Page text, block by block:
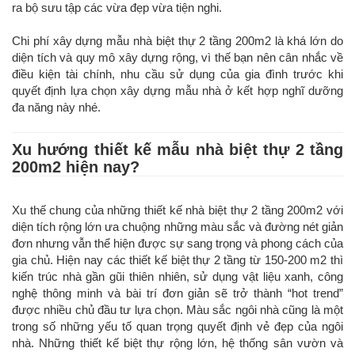
ra bộ sưu tập các vừa đẹp vừa tiện nghi.
Chi phí xây dựng mẫu nhà biệt thự 2 tầng 200m2 là khá lớn do
diện tích và quy mô xây dựng rộng, vì thế bạn nên cân nhắc về
điều kiện tài chính, nhu cầu sử dụng của gia đình trước khi
quyết định lựa chọn xây dựng mẫu nhà ở kết hợp nghĩ dưỡng
đa năng này nhé.
Xu hướng thiết kế mẫu nhà biệt thự 2 tầng
200m2 hiện nay?
Xu thế chung của những thiết kế nhà biệt thự 2 tầng 200m2 với
diện tích rộng lớn ưa chuộng những màu sắc và đường nét giản
đơn nhưng vẫn thể hiện được sự sang trọng và phong cách của
gia chủ. Hiện nay các thiết kế biệt thự 2 tầng từ 150-200 m2 thì
kiến trúc nhà gần gũi thiên nhiên, sử dụng vật liệu xanh, công
nghệ thông minh và bài trí đơn giản sẽ trở thành “hot trend”
được nhiều chủ đầu tư lựa chọn. Màu sắc ngôi nhà cũng là một
trong số những yếu tố quan trọng quyết định vẻ đẹp của ngôi
nhà. Những thiết kế biệt thự rộng lớn, hệ thống sân vườn và